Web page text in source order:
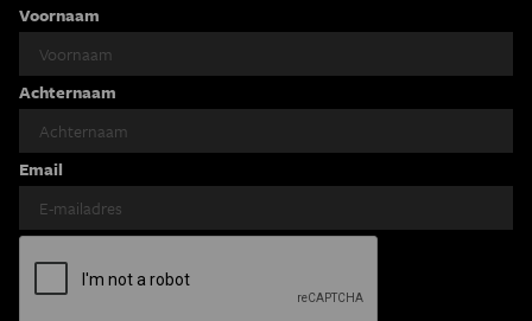
Voornaam
Achternaam
Email